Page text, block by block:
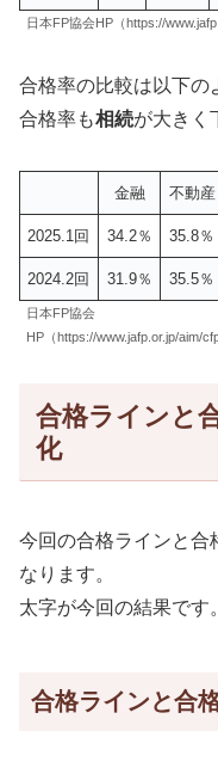
日本FP協会HP（https://
合格率の比較は以下の
合格率も相続が大きく
金融 不動産
2025.1回 34.2％ 35.8％
2024.2回 31.9％ 35.5％
日本FP協会
HP（https://www.jafp.or.jp/aim/
合格ラインと
化
今回の合格ラインと合
なります。
太字が今回の結果です。
合格ラインと合